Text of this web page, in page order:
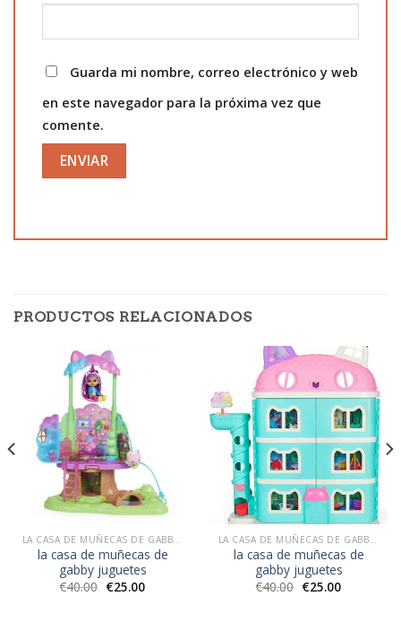
Guarda mi nombre, correo electrónico y web
en este navegador para la próxima vez que
comente.
PRODUCTOS RELACIONADOS
la casa de muñecas de
gabby juguetes
€40.00 €25.00
la casa de muñecas de
gabby juguetes
€40.00 €25.00